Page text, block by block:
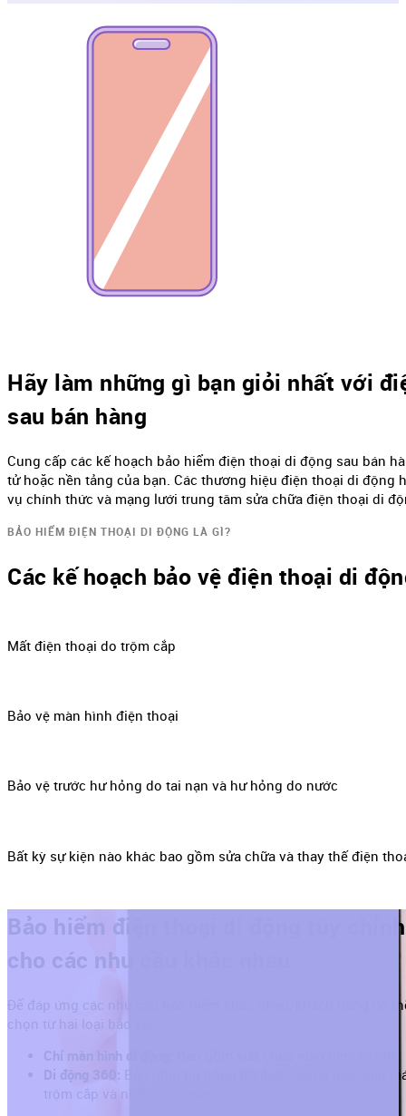
Hãy làm những gì bạn giỏi nhất với
sau bán hàng
Cung cấp các kế hoạch bảo hiểm điện thoại di động sau bán
tử hoặc nền tảng của bạn. Các thương hiệu điện thoại di động
vụ chính thức và mạng lưới trung tâm sửa chữa điện thoại di
BẢO HIỂM ĐIỆN THOẠI DI ĐỘNG LÀ GÌ?
Các kế hoạch bảo vệ điện thoại di
Mất điện thoại do trộm cắp
Bảo vệ màn hình điện thoại
Bảo vệ trước hư hỏng do tai nạn và hư hỏng do nước
Bất kỳ sự kiện nào khác bao gồm sửa chữa và thay thế điện
Bảo hiểm điện thoại di động tùy chỉnh
cho các nhu cầu khác nhau
Để đáp ứng các nhu cầu bảo hiểm khác nhau, khách hàng có
chọn từ hai loại bảo vệ:
Chỉ màn hình di động:
Di động 360:
Bao gồm hư hỏng do nước và tai nạn, mất
trộm cắp và nhiều hơn nữa